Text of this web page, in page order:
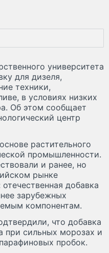
университета
для дизеля,
техники,
в условиях низких
Об этом сообщает
центр
растительного
промышленности.
и ранее, но
рынке
добавка
зарубежных
компонентам.
что добавка
при сильных морозах и
пробок.